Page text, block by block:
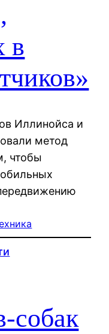
в
Иллинойса и
метод
чтобы
собак